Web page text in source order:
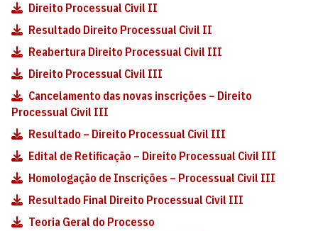
Direito Processual Civil II
Resultado Direito Processual Civil II
Reabertura Direito Processual Civil III
Direito Processual Civil III
Cancelamento das novas inscrições – Direito
Processual Civil III
Resultado – Direito Processual Civil III
Edital de Retificação – Direito Processual Civil III
Homologação de Inscrições – Processual Civil III
Resultado Final Direito Processual Civil III
Teoria Geral do Processo